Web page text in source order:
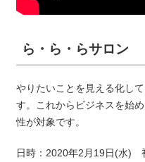
ら・ら・らサロン
やりたいことを見える化し
す。これからビジネスを始
性が対象です。
日時：2020年2月19日(水)